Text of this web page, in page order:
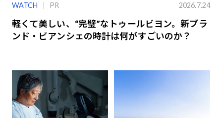
WATCH PR 2026.7.24
軽くて美しい、“完璧”なトゥールビヨン。新ブラ
ンド・ビアンシェの時計は何がすごいのか？